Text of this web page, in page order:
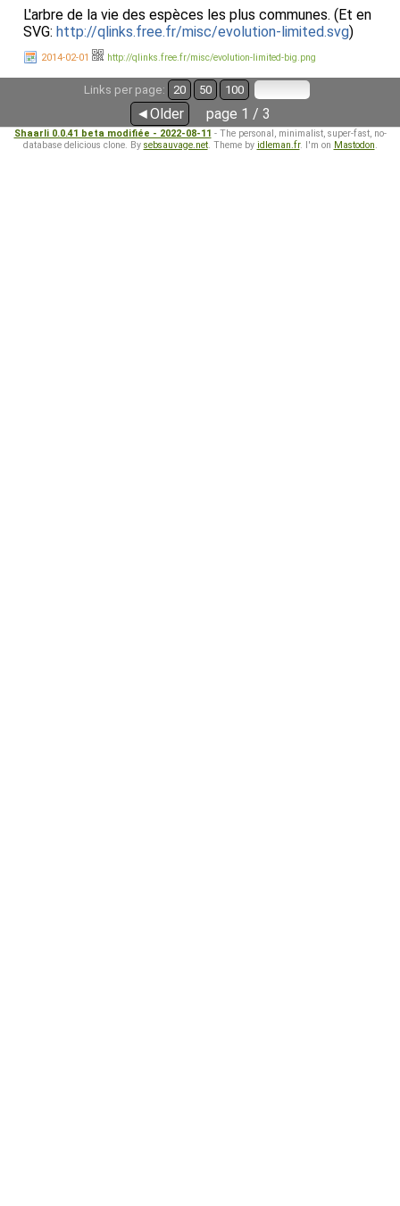
L'arbre de la vie des espèces les plus communes. (Et en
SVG: http://qlinks.free.fr/misc/evolution-limited.svg)
2014-02-01 http://qlinks.free.fr/misc/evolution-limited-big.png
Links per page: 20 50 100
◄Older page 1 / 3
Shaarli 0.0.41 beta modifiée - 2022-08-11 - The personal, minimalist, super-fast, no-
database delicious clone. By sebsauvage.net. Theme by idleman.fr. I'm on Mastodon